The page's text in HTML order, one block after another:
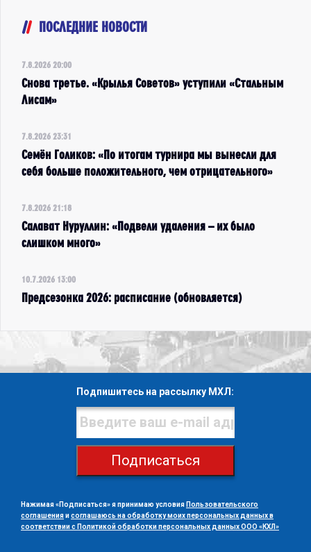
ПОСЛЕДНИЕ НОВОСТИ
7.8.2026 20:00
Снова третье. «Крылья Советов» уступили «Стальным
Лисам»
7.8.2026 23:31
Семён Голиков: «По итогам турнира мы вынесли для
себя больше положительного, чем отрицательного»
7.8.2026 21:18
Салават Нуруллин: «Подвели удаления – их было
слишком много»
10.7.2026 13:00
Предсезонка 2026: расписание (обновляется)
Подпишитесь на рассылку МХЛ:
Подписаться
Нажимая «Подписаться» я принимаю условия Пользовательского
соглашенияисоглашаюсь на обработку моих персональных данных в
соответствии с Политикой обработки персональных данных ООО «КХЛ»